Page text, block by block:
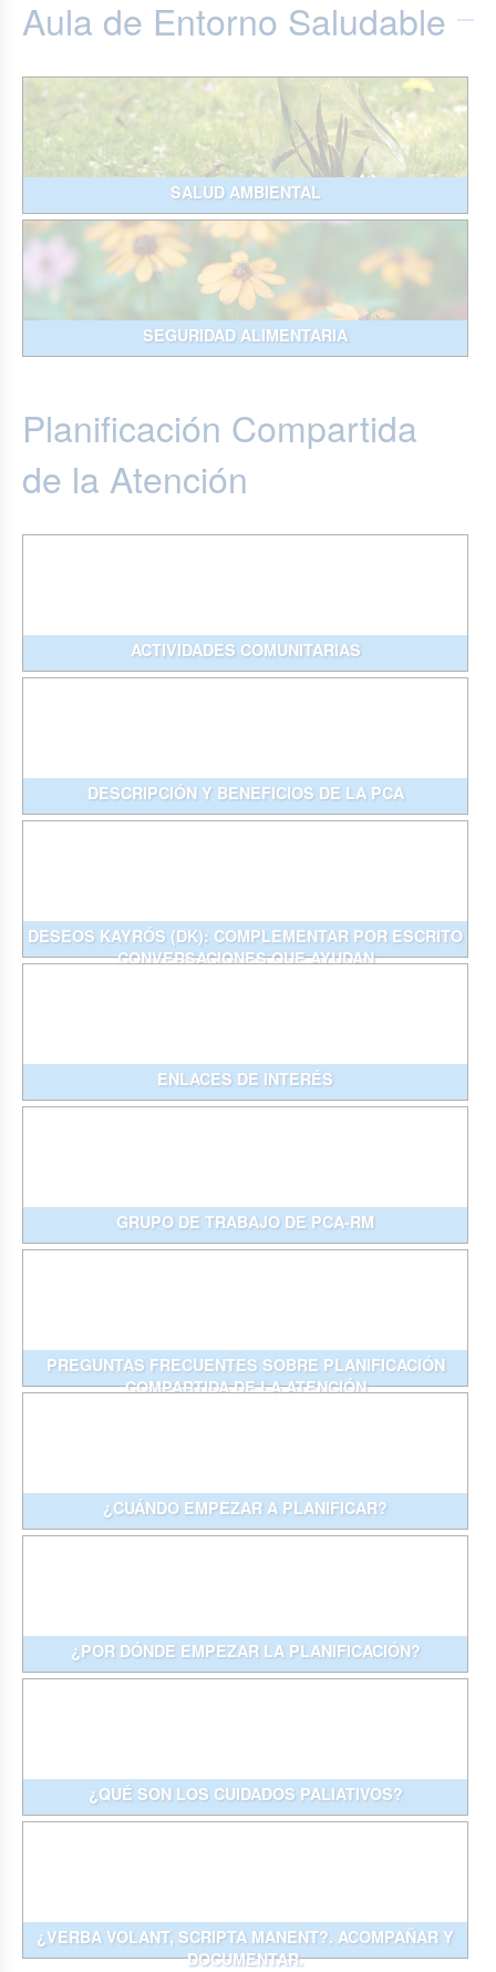
Aula de Entorno Saludable
SALUD AMBIENTAL
SEGURIDAD ALIMENTARIA
Planificación Compartida
de la Atención
ACTIVIDADES COMUNITARIAS
DESCRIPCIÓN Y BENEFICIOS DE LA PCA
DESEOS KAYRÓS (DK): COMPLEMENTAR POR ESCRITO
CONVERSACIONES QUE AYUDAN
ENLACES DE INTERÉS
GRUPO DE TRABAJO DE PCA-RM
PREGUNTAS FRECUENTES SOBRE PLANIFICACIÓN
COMPARTIDA DE LA ATENCIÓN
¿CUÁNDO EMPEZAR A PLANIFICAR?
¿POR DÓNDE EMPEZAR LA PLANIFICACIÓN?
¿QUÉ SON LOS CUIDADOS PALIATIVOS?
¿VERBA VOLANT, SCRIPTA MANENT?. ACOMPAÑAR Y
DOCUMENTAR.